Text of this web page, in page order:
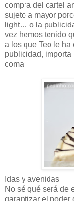
compra del cartel
sujeto a mayor
light… o la
vez hemos tenido
a los que Teo le ha
publicidad, importa
coma.
Idas y avenidas
No sé qué será de
garantizar el poder